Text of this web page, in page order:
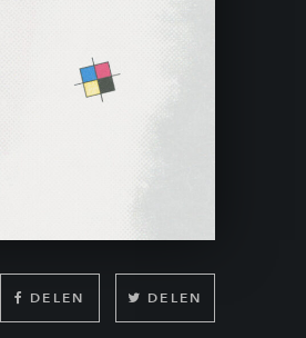
DELEN DELEN